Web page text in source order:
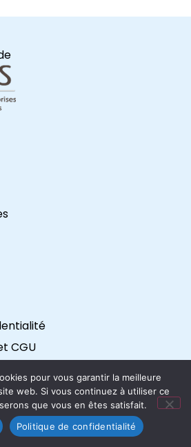
CGU
pour vous garantir la meilleure
web. Si vous continuez à utiliser ce
que vous en êtes satisfait.
Politique de confidentialité